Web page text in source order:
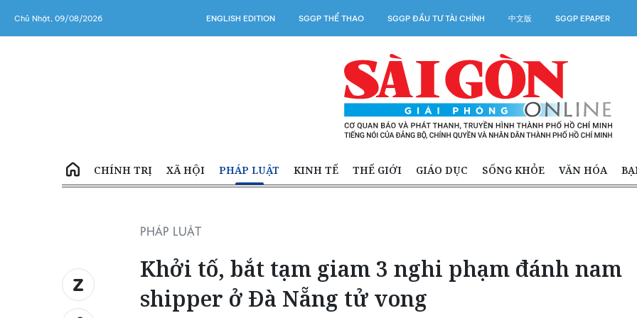
Chủ Nhật, 09/08/2026 ENGLISH EDITION SGGP THỂ THAO SGGP ĐẦU TƯ TÀI CHÍNH 中文版 SGGP EPAPER
CHÍNH TRỊ XÃ HỘI PHÁP LUẬT KINH TẾ THẾ GIỚI GIÁO DỤC SỐNG KHỎE VĂN HÓA
PHÁP LUẬT
Khởi tố, bắt tạm giam 3 nghi phạm đánh nam
shipper ở Đà Nẵng tử vong